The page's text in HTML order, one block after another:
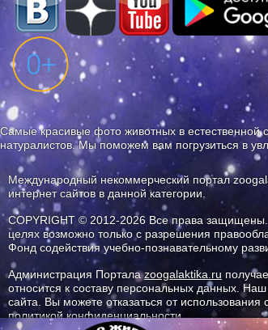
Самые красивые фото животных в естественной
натуралистов. Мы поможем вам погрузиться в
Международный некоммерческий портал
интернет сайтов в данной категории.
COPYRIGHT © 2012-2026 Все права защищены.
целях возможно только с разрешения
Фонд содействия учебно-познавательному
Администрация Порталаzoogalaktika.ru
относится к составу персональных данных.
сайта. Вы можете отказаться от
политикой конфиденциальности.